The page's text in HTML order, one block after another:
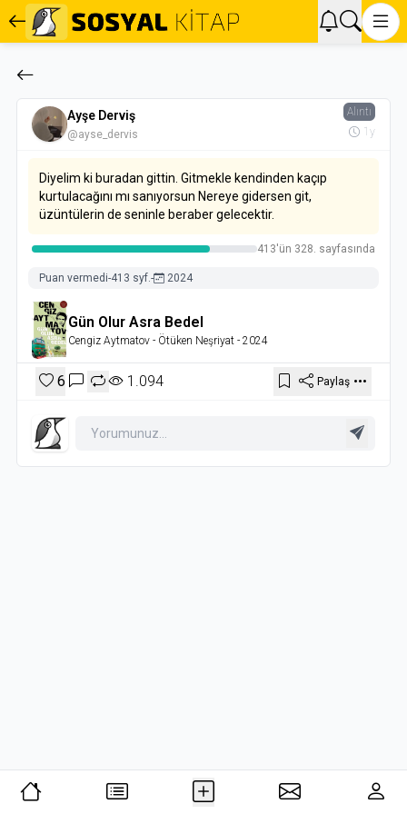
Ayşe Derviş
@ayse_dervis
Alıntı
1y
Diyelim ki buradan gittin. Gitmekle kendinden kaçıp
kurtulacağını mı sanıyorsun Nereye gidersen git,
üzüntülerin de seninle beraber gelecektir.
413'ün 328. sayfasında
Puan vermedi-413 syf.- 2024
Gün Olur Asra Bedel
Cengiz Aytmatov- Ötüken Neşriyat- 2024
6 1.094 Paylaş